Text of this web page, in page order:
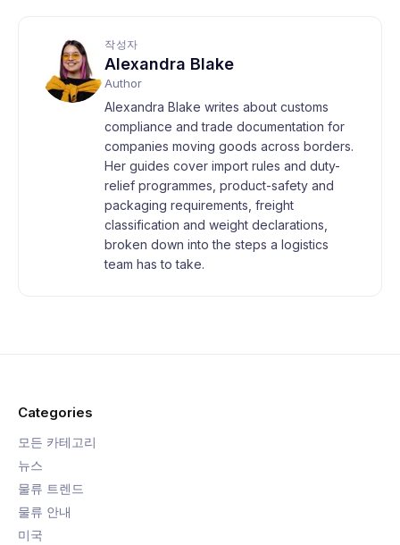
작성자
Alexandra Blake
Author
Alexandra Blake writes about customs
compliance and trade documentation for
companies moving goods across borders.
Her guides cover import rules and duty-
relief programmes, product-safety and
packaging requirements, freight
classification and weight declarations,
broken down into the steps a logistics
team has to take.
Categories
모든 카테고리
뉴스
물류 트렌드
물류 안내
미국